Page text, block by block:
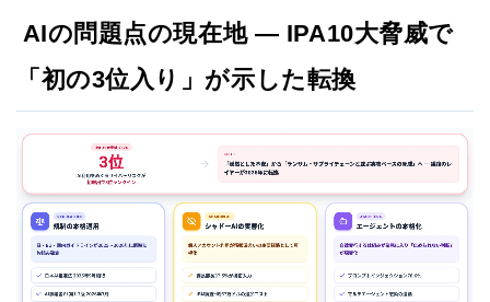
AIの問題点の現在地 — IPA10大脅威で
「初の3位入り」が示した転換